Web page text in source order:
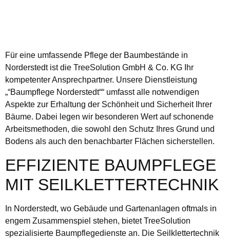
Für eine umfassende Pflege der Baumbestände in
Norderstedt ist die TreeSolution GmbH & Co. KG Ihr
kompetenter Ansprechpartner. Unsere Dienstleistung
„“Baumpflege Norderstedt““ umfasst alle notwendigen
Aspekte zur Erhaltung der Schönheit und Sicherheit Ihrer
Bäume. Dabei legen wir besonderen Wert auf schonende
Arbeitsmethoden, die sowohl den Schutz Ihres Grund und
Bodens als auch den benachbarter Flächen sicherstellen.
EFFIZIENTE BAUMPFLEGE
MIT SEILKLETTERTECHNIK
In Norderstedt, wo Gebäude und Gartenanlagen oftmals in
engem Zusammenspiel stehen, bietet TreeSolution
spezialisierte Baumpflegedienste an. Die Seilklettertechnik